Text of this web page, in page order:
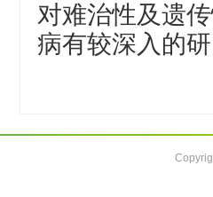
对难治性及遗
病有较深入的